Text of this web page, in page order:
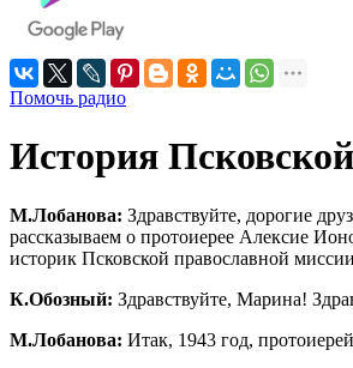
Помочь радио
История
М.Лобанова: Здравствуйте, дорогие
рассказываем о протоиерее Алексие
историк Псковской православной
К.Обозный: Здравствуйте, Марина!
М.Лобанова: Итак, 1943 год,